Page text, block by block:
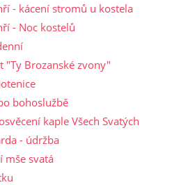
- kácení stromů u kostela
- Noc kostelů
"Ty Brozanské zvony"
bohoslužbě
kaple Všech Svatých
- údržba
mše svatá